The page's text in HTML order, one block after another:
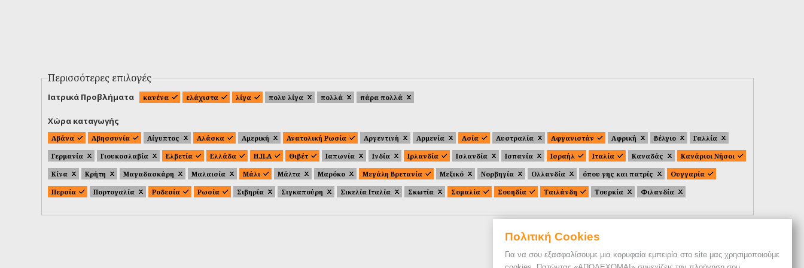
Πολιτική Cookies
Για να σου εξασφαλίσουμε μια κορυφαία εμπειρία στο site μας χρησιμοποιούμε
Περισσότερες επιλογές
Ιατρικά Προβλήματα κανένα ελάχιστα λίγα πολυ λίγα πολλά πάρα πολλά
Χώρα καταγωγής
Αβάνα Αβησσυνία Αίγυπτος Αλάσκα Αμερική Ανατολική Ρωσία Αργεντινή Αρμενία Ασία Αυστραλία Αφγανιστάν Αφρική Βέλγιο
Γαλλία
Γερμανία
Γιουκοσλαβία Ελβετία Ελλάδα Η.Π.Α Θιβέτ Ιαπωνία Ινδία Ιρλανδία Ισλανδία Ισπανία Ισραήλ Ιταλία Καναδάς
Κανάριοι Νήσοι
Κίνα
Κρήτη Μαγαδασκάρη Μαλαισία Μάλι Μάλτα Μαρόκο Μεγάλη Βρετανία Μεξικό Νορβηγία Ολλανδία όπου γης και πατρίς
Ουγγαρία
Περσία
Πορτογαλία Ροδεσία Ρωσία Σιβηρία Σιγκαπούρη Σικελία Ιταλία Σκωτία Σομαλία Σουηδία Ταιλάνδη Τουρκία Φιλανδία